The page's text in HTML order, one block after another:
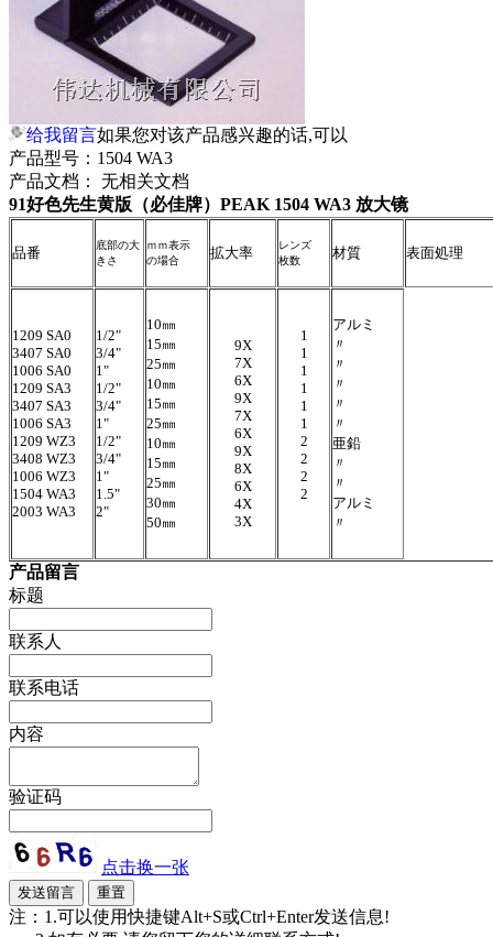
如果您对该产品感兴趣的话,可以
给我留言
产品型号： 1504 WA3
产品文档：
无相关文档
91好色先生黄版（必佳牌）PEAK 1504 WA3 放大镜
品番
底部の大
きさ
ｍｍ表示
の場合
拡大率
レンズ
枚数
材質 表面処理
1209 SA0
3407 SA0
1006 SA0
1209 SA3
3407 SA3
1006 SA3
1209 WZ3
3408 WZ3
1006 WZ3
1504 WA3
2003 WA3
1/2"
3/4"
1"
1/2"
3/4"
1"
1/2"
3/4"
1"
1.5"
2"
10㎜
15㎜
25㎜
10㎜
15㎜
25㎜
10㎜
15㎜
25㎜
30㎜
50㎜
9X
7X
6X
9X
7X
6X
9X
8X
6X
4X
3X
1
1
1
1
1
1
2
2
2
2
アルミ
〃
〃
〃
〃
〃
亜鉛
〃
〃
アルミ
〃
产品留言
标题
联系人
联系电话
内容
验证码
点击换一张
注：1.可以使用快捷键Alt+S或Ctrl+Enter发送信息!